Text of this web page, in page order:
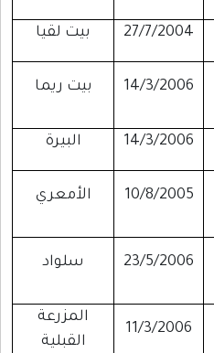
27/7/2004 بيت لقيا
14/3/2006 بيت ريما
14/3/2006 البيرة
10/8/2005 الأمعري
23/5/2006 سلواد
11/3/2006
المزرعة
القبلية